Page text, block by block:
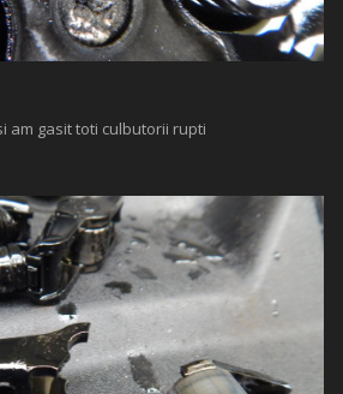
am gasit toti culbutorii rupti